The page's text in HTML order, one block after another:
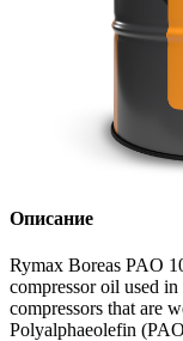
Описание
Rymax Boreas PAO
compressor oil used
compressors that are
Polyalphaeolefin